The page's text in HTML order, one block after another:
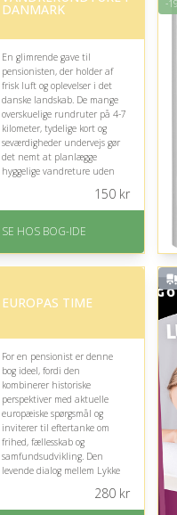
DANMARK
En glimrende gave til
pensionisten, der holder af
frisk luft og oplevelser i det
danske landskab. De mange
overskuelige rundruter på 4-7
kilometer, tydelige kort og
seværdigheder undervejs gør
det nemt at planlægge
hyggelige vandreture uden
På lager
Levering: 1-3 hverdage -
150kr
SE HOS BOG-IDE
-
EUROPAS TIME
For en pensionist er denne
bog ideel, fordi den
kombinerer historiske
perspektiver med aktuelle
europæiske spørgsmål og
inviterer til eftertanke om
frihed, fællesskab og
samfundsudvikling. Den
levende dialog mellem Lykke
komplekse emner engagerende
280kr